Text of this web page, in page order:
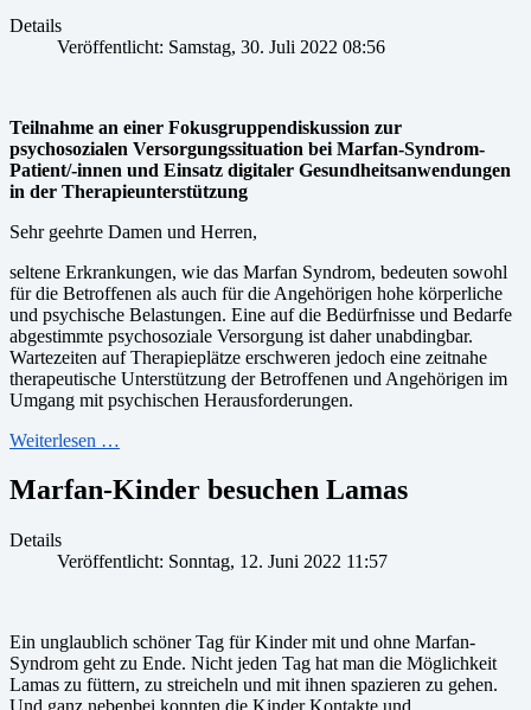
Details
Veröffentlicht: Samstag, 30. Juli 2022 08:56
Teilnahme an einer Fokusgruppendiskussion zur
psychosozialen Versorgungssituation bei Marfan-Syndrom-
Patient/-innen und Einsatz digitaler Gesundheitsanwendungen
in der Therapieunterstützung
Sehr geehrte Damen und Herren,
seltene Erkrankungen, wie das Marfan Syndrom, bedeuten sowohl
für die Betroffenen als auch für die Angehörigen hohe körperliche
und psychische Belastungen. Eine auf die Bedürfnisse und Bedarfe
abgestimmte psychosoziale Versorgung ist daher unabdingbar.
Wartezeiten auf Therapieplätze erschweren jedoch eine zeitnahe
therapeutische Unterstützung der Betroffenen und Angehörigen im
Umgang mit psychischen Herausforderungen.
Weiterlesen …
Marfan-Kinder besuchen Lamas
Details
Veröffentlicht: Sonntag, 12. Juni 2022 11:57
Ein unglaublich schöner Tag für Kinder mit und ohne Marfan-
Syndrom geht zu Ende. Nicht jeden Tag hat man die Möglichkeit
Lamas zu füttern, zu streicheln und mit ihnen spazieren zu gehen.